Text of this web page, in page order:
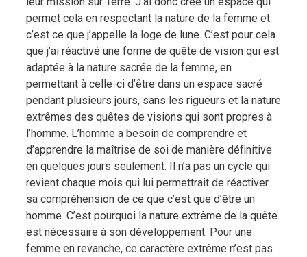
permet cela en respectant la nature de la femme et
c’est ce que j’appelle la loge de lune. C’est pour cela
que j’ai réactivé une forme de quête de vision qui est
adaptée à la nature sacrée de la femme, en
permettant à celle-ci d’être dans un espace sacré
pendant plusieurs jours, sans les rigueurs et la nature
extrêmes des quêtes de visions qui sont propres à
l’homme. L’homme a besoin de comprendre et
d’apprendre la maîtrise de soi de manière définitive
en quelques jours seulement. Il n’a pas un cycle qui
revient chaque mois qui lui permettrait de réactiver
sa compréhension de ce que c’est que d’être un
homme. C’est pourquoi la nature extrême de la quête
est nécessaire à son développement. Pour une
femme en revanche, ce caractère extrême n’est pas